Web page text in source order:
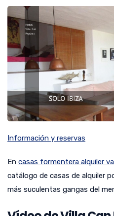
Información y reservas
En casas formentera alquiler
catálogo de casas de alquiler
más suculentas gangas del